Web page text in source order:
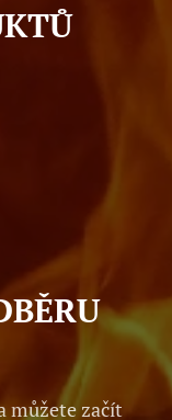
můžete začít